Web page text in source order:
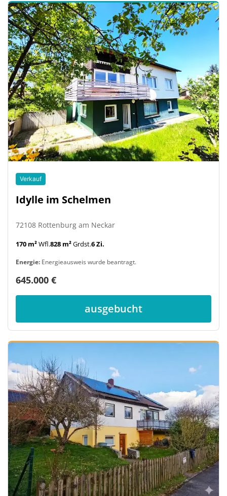
Verkauf
Idylle im Schelmen
72108 Rottenburg am Neckar
170 m²Wfl.828 m²Grdst.6 Zi.
Energie: Energieausweis wurde beantragt.
645.000 €
ausgebucht